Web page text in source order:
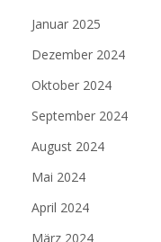
Januar 2025
Dezember 2024
Oktober 2024
September 2024
August 2024
Mai 2024
April 2024
März 2024